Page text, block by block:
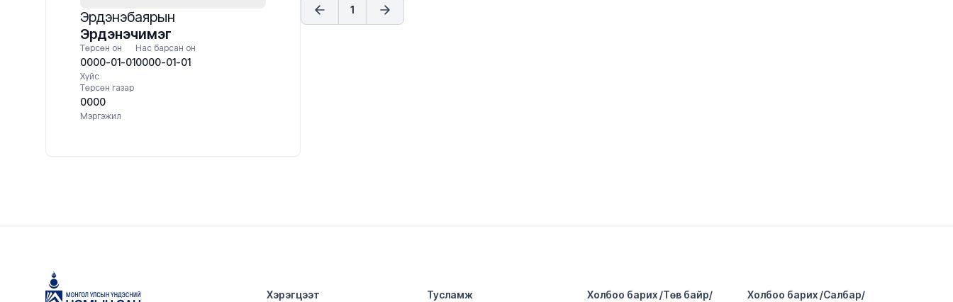
Эрдэнэбаярын
Эрдэнэчимэг
Төрсөн он
0000-01-01
Нас барсан он
0000-01-01
Хүйс
Төрсөн газар
0000
Мэргэжил
1
Хэрэгцээт Тусламж Холбоо барих /Төв байр/ Холбоо барих /Салбар/